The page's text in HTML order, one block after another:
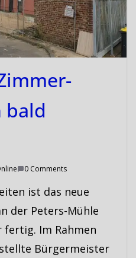
bald
0 Comments
ist das neue
der Peters-Mühle
fertig. Im Rahmen
Bürgermeister